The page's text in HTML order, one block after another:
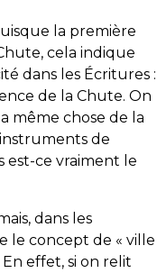
la première
cela indique
dans les Écritures :
de la Chute. On
même chose de la
de
est-ce vraiment le
dans les
le concept de « ville
effet, si on relit